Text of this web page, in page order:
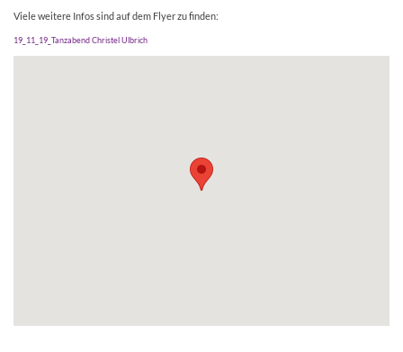
Viele weitere Infos sind auf dem Flyer zu finden:
19_11_19_Tanzabend Christel Ulbrich